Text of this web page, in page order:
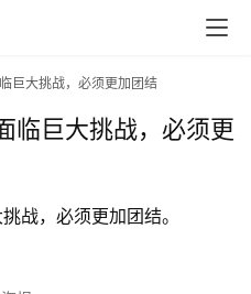
巨大挑战，必须更加团结
临巨大挑战，必须更
战，必须更加团结。